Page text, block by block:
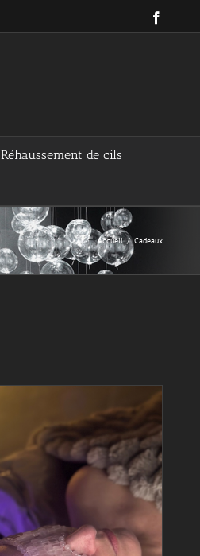
Réhaussement de cils
Accueil / Cadeaux